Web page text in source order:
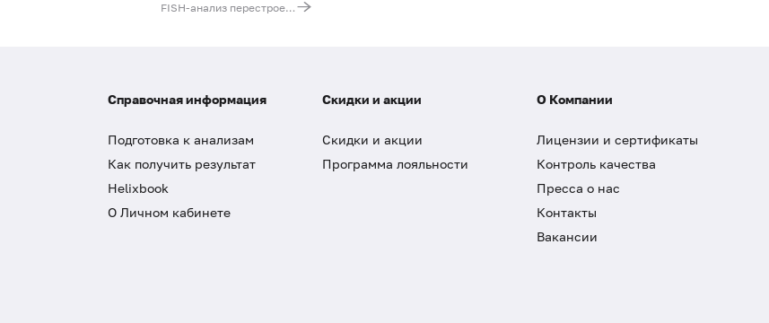
FISH-анализ перестроек IGH гена
Справочная информация
Подготовка к анализам
Как получить результат
Helixbook
О Личном кабинете
Скидки и акции
Скидки и акции
Программа лояльности
О Компании
Лицензии и сертификаты
Контроль качества
Пресса о нас
Контакты
Вакансии